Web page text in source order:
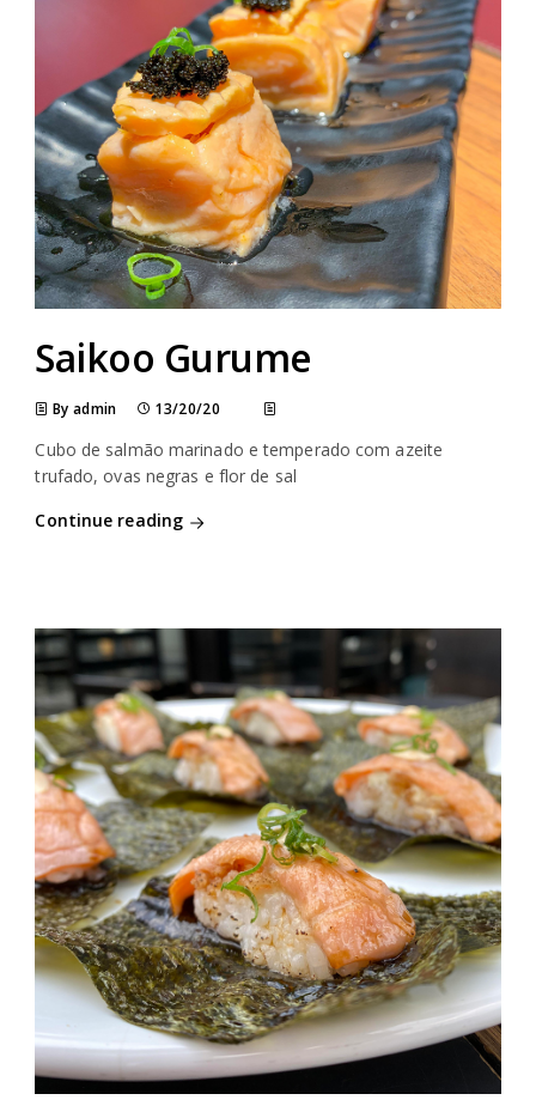
Saikoo Gurume
By admin 13/20/20
Cubo de salmão marinado e temperado com azeite
trufado, ovas negras e flor de sal
Continue reading